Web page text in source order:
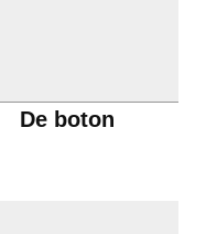
De boton